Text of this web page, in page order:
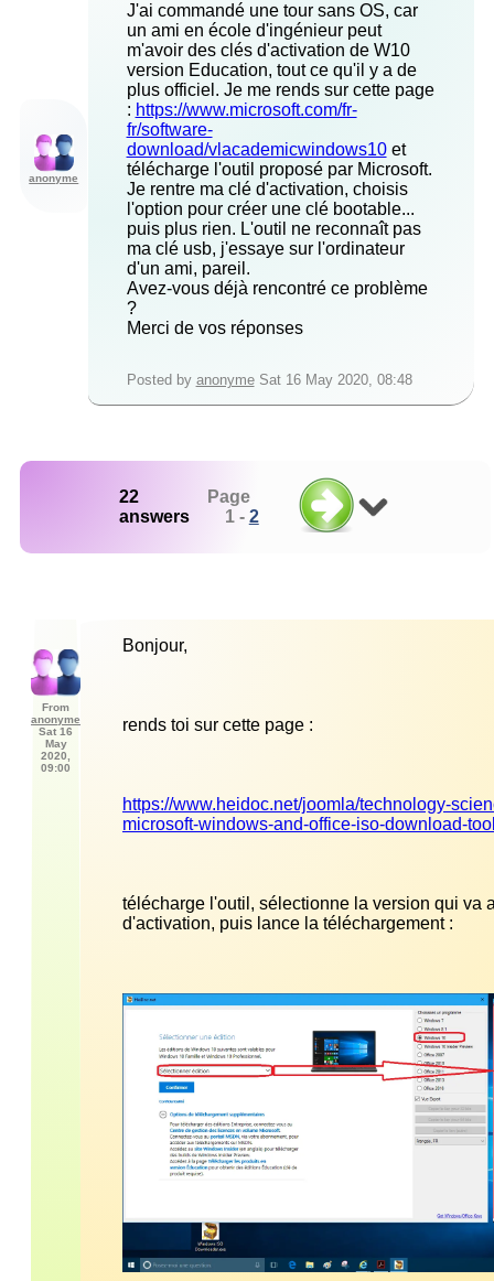
anonyme
J'ai commandé une tour sans OS, car
un ami en école d'ingénieur peut
m'avoir des clés d'activation de W10
version Education, tout ce qu'il y a de
plus officiel. Je me rends sur cette page
: https://www.microsoft.com/fr-
fr/software-
download/vlacademicwindows10et
télécharge l'outil proposé par Microsoft.
Je rentre ma clé d'activation, choisis
l'option pour créer une clé bootable...
puis plus rien. L'outil ne reconnaît pas
ma clé usb, j'essaye sur l'ordinateur
d'un ami, pareil.
Avez-vous déjà rencontré ce problème
?
Merci de vos réponses
Posted by anonymeSat 16 May 2020, 08:48
22
answers
Page
1 - 2
From
anonyme
Sat 16
May
2020,
09:00
https://www.heidoc.net/joomla/technology-
microsoft-windows-and-office-iso-download-
télécharge l'outil, sélectionne la version qui va
d'activation, puis lance la téléchargement :